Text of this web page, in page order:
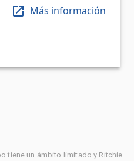
Más información
tiene un ámbito limitado y Ritchie